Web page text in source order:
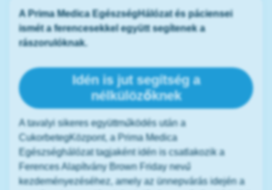
A Prima Medica EgészségHálózat és páciensei
ismét a ferencesekkel együtt segítenek a
rászorulóknak.
Idén is jut segítség a
nélkülözőknek
A tavalyi sikeres együttműködés után a
CukorbetegKözpont, a Prima Medica
Egészséghálózat tagjaként idén is csatlakozik a
Ferences Alapítvány Brown Friday nevű
kezdeményezéséhez, amely az ünnepvárás idején a